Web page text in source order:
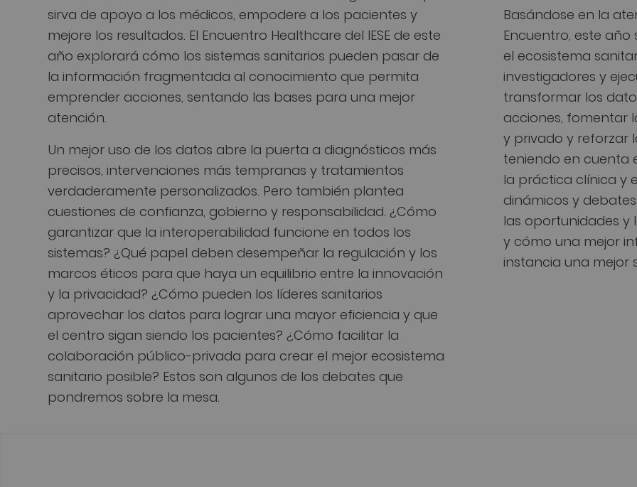
sirva de apoyo a los médicos, empodere a los pacientes y
mejore los resultados. El Encuentro Healthcare del IESE de este
año explorará cómo los sistemas sanitarios pueden pasar de
la información fragmentada al conocimiento que permita
emprender acciones, sentando las bases para una mejor
atención.
Un mejor uso de los datos abre la puerta a diagnósticos más
precisos, intervenciones más tempranas y tratamientos
verdaderamente personalizados. Pero también plantea
cuestiones de confianza, gobierno y responsabilidad. ¿Cómo
garantizar que la interoperabilidad funcione en todos los
sistemas? ¿Qué papel deben desempeñar la regulación y los
marcos éticos para que haya un equilibrio entre la innovación
y la privacidad? ¿Cómo pueden los líderes sanitarios
aprovechar los datos para lograr una mayor eficiencia y que
el centro sigan siendo los pacientes? ¿Cómo facilitar la
colaboración público-privada para crear el mejor ecosistema
sanitario posible? Estos son algunos de los debates que
pondremos sobre la mesa.
Basándose en la
Encuentro, este
el ecosistema
investigadores y
transformar los
acciones, fomentar
y privado y reforzar
teniendo en cuenta
la práctica clínica y
dinámicos y
las oportunidades y
y cómo una mejor
instancia una mejor